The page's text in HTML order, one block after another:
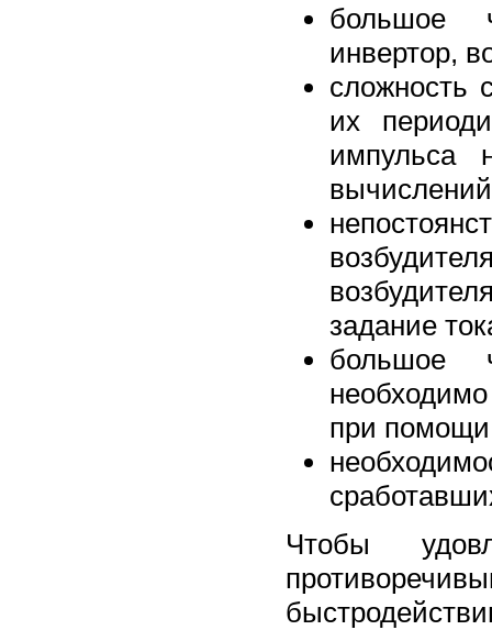
большое
инвертор,
сложность
их
импульса
вычислений
задание
большое
при
Чтобы